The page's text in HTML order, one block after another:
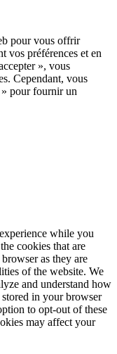
pour vous offrir
vos préférences et en
», vous
Cependant, vous
» pour fournir un
while you
cookies that are
as they are
of the website. We
and understand how
in your browser
to opt-out of these
may affect your